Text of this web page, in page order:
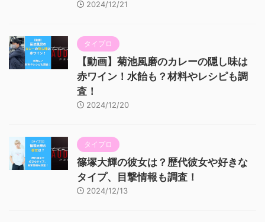
2024/12/21
タイプロ
【動画】菊池風磨のカレーの隠し味は
赤ワイン！水飴も？材料やレシピも調
査！
2024/12/20
タイプロ
篠塚大輝の彼女は？歴代彼女や好きな
タイプ、目撃情報も調査！
2024/12/13